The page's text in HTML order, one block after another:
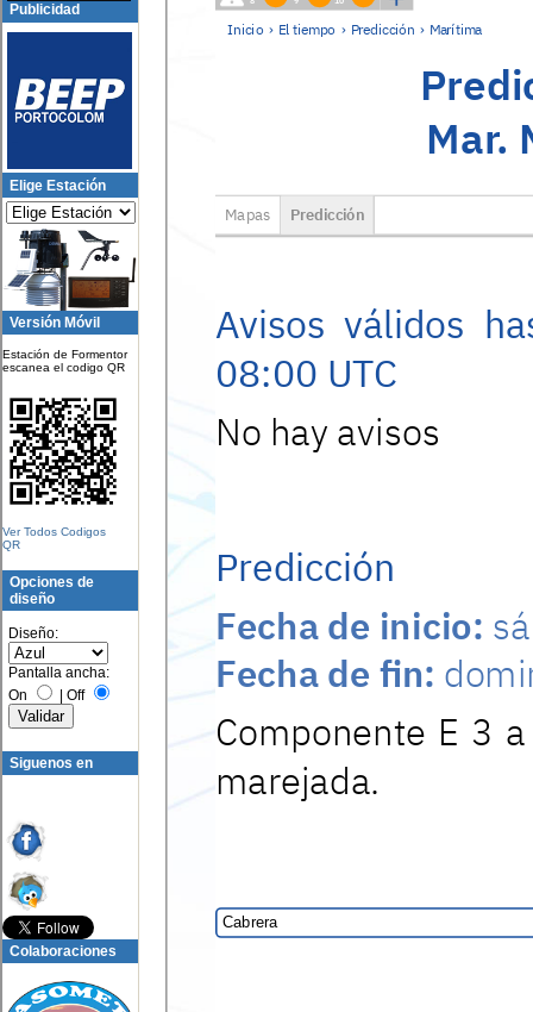
Publicidad
Elige Estación
Versión Móvil
Estación de Formentor
escanea el codigo QR
Ver Todos Codigos
QR
Opciones de
diseño
Diseño:
Pantalla ancha:
On
| Off
Siguenos en
Colaboraciones